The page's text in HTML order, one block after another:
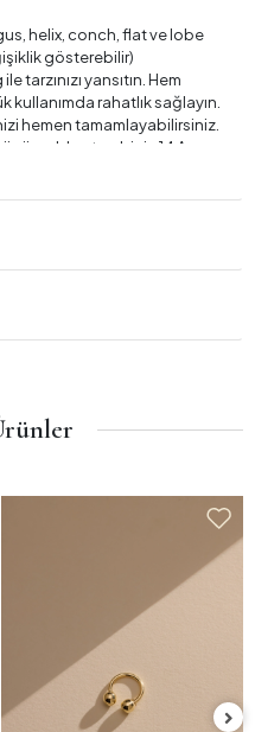
helix, conch, flat ve lobe
gösterebilir)
tarzınızı yansıtın. Hem
kullanımda rahatlık sağlayın.
hemen tamamlayabilirsiniz.
elde etmek için 14 Ayar
edebilirsiniz.
için müşteri